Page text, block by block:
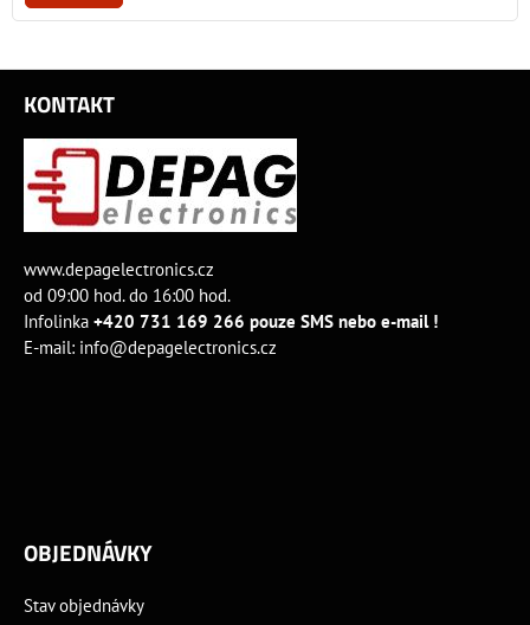
KONTAKT
www.depagelectronics.cz
od 09:00 hod. do 16:00 hod.
Infolinka +420 731 169 266 pouze SMS nebo e-mail !
E-mail: info@depagelectronics.cz
OBJEDNÁVKY
Stav objednávky